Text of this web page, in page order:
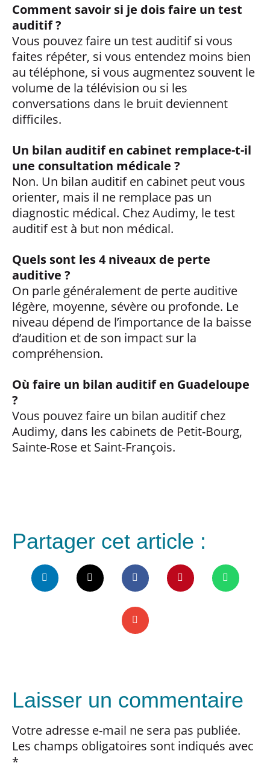
Comment savoir si je dois faire un test
auditif ?
Vous pouvez faire un test auditif si vous
faites répéter, si vous entendez moins bien
au téléphone, si vous augmentez souvent le
volume de la télévision ou si les
conversations dans le bruit deviennent
difficiles.
Un bilan auditif en cabinet remplace-t-il
une consultation médicale ?
Non. Un bilan auditif en cabinet peut vous
orienter, mais il ne remplace pas un
diagnostic médical. Chez Audimy, le test
auditif est à but non médical.
Quels sont les 4 niveaux de perte
auditive ?
On parle généralement de perte auditive
légère, moyenne, sévère ou profonde. Le
niveau dépend de l’importance de la baisse
d’audition et de son impact sur la
compréhension.
Où faire un bilan auditif en Guadeloupe
?
Vous pouvez faire un bilan auditif chez
Audimy, dans les cabinets de Petit-Bourg,
Sainte-Rose et Saint-François.
Partager cet article :
Laisser un commentaire
Votre adresse e-mail ne sera pas publiée.
Les champs obligatoires sont indiqués avec
*